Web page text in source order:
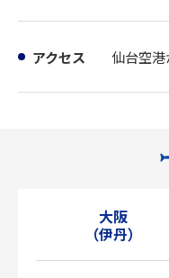
アクセス 仙台空
大阪
（伊丹）